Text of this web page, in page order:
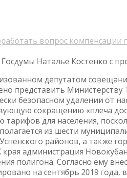
вопрос
Наталье Костенко с
депутатом
представить
безопасном удалении от
сокращению «плеча
тарифов для населения,
из шести
районов, а также
администрация
полигона. Согласно ему
на сентябрь 2019